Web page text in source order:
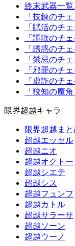
終末武器一
「技錬のチェ
「賦活のチェ
「謳歌のチェ
「誘惑のチェ
「禁忌のチェ
「邪罪のチェ
「虚詐のチェ
「狡知の魔
限界超越キャラ
限界超越まと
超越エッセル
超越ニオ
超越オクトー
超越シエテ
超越シス
超越フュンフ
超越カトル
超越サラーサ
超越ソーン
超越ウーノ